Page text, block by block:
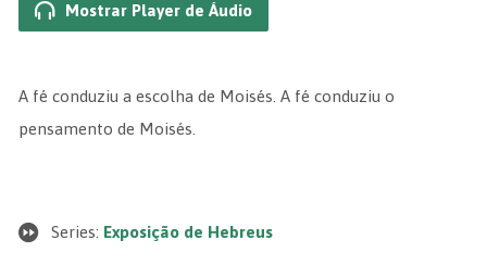
Mostrar Player de Áudio
A fé conduziu a escolha de Moisés. A fé conduziu o
pensamento de Moisés.
Series: Exposição de Hebreus